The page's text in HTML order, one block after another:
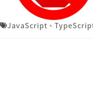
JavaScript 、